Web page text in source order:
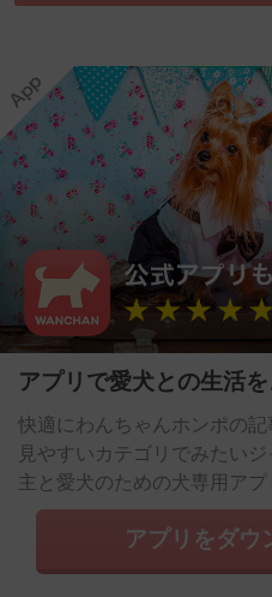
アプリで愛犬との生活を
快適にわんちゃんホンポの記
見やすいカテゴリでみたい
主と愛犬のための犬専用アプ
アプリをダウ